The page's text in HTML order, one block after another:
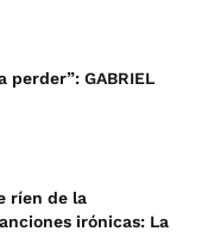
perder”: GABRIEL
ríen de la
irónicas: La